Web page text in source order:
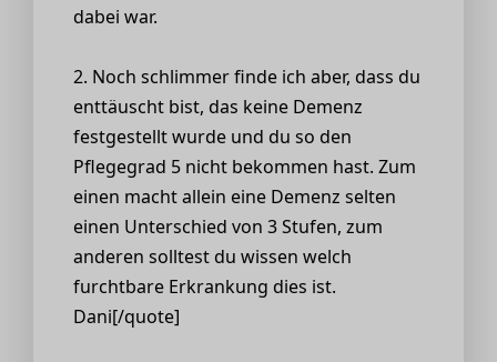
dabei war.
2. Noch schlimmer finde ich aber, dass du
enttäuscht bist, das keine Demenz
festgestellt wurde und du so den
Pflegegrad 5 nicht bekommen hast. Zum
einen macht allein eine Demenz selten
einen Unterschied von 3 Stufen, zum
anderen solltest du wissen welch
furchtbare Erkrankung dies ist.
Dani[/quote]